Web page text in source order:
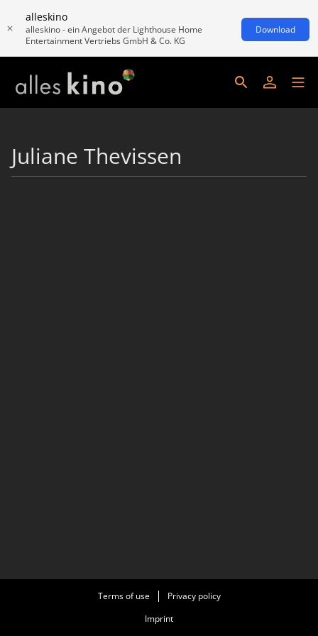
alleskino
alleskino - ein Angebot der Lighthouse Home
Entertainment Vertriebs GmbH & Co. KG
Download
Juliane Thevissen
Terms of use
Privacy policy
Imprint